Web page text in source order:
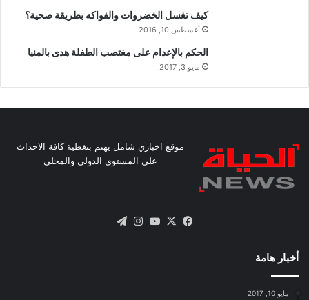
كيف تغسل الخضروات والفواكه بطريقة صحية؟
أغسطس 10, 2016
الحكم بالإعدام على مغتصب الطفلة هدى بالمنيا
مايو 3, 2017
موقع اخباري شامل يهتم بتغطية كافة الاحداث
على المستوى الدولي والمحلي
فيسبوك
X يوتيوبانستقرام
أخبار هامة
مايو 10, 2017